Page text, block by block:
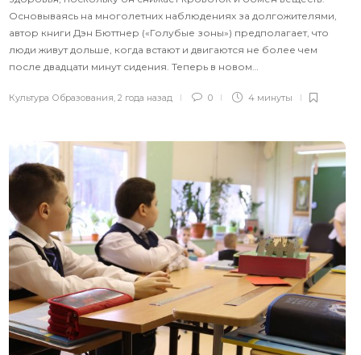
Основываясь на многолетних наблюдениях за долгожителями,
автор книги Дэн Бюттнер («Голубые зоны») предполагает, что
люди живут дольше, когда встают и двигаются не более чем
после двадцати минут сидения. Теперь в новом…
Культура Образования, 2 года назад 0 4 минуты